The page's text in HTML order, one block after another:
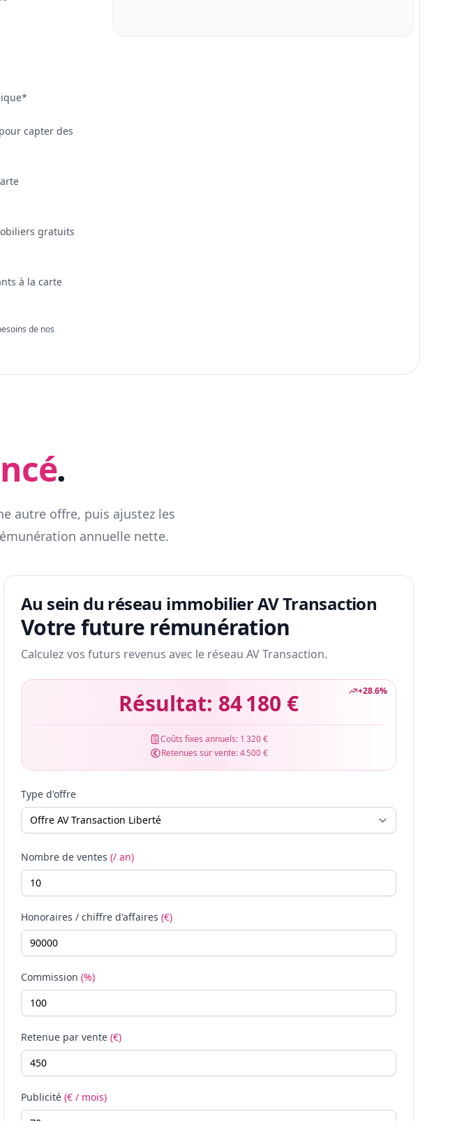
capter des
gratuits
à la carte
de nos
.
autre offre, puis ajustez les
annuelle nette.
Au sein du réseau immobilier AV Transaction
Votre future rémunération
Calculez vos futurs revenus avec le réseau AV Transaction.
+28.6%
Résultat: 84 180 €
Coûts fixes annuels: 1 320 €
Retenues sur vente:4 500 €
Type d'offre
Nombre de ventes (/ an)
Honoraires / chiffre d'affaires (€)
Commission (%)
Retenue par vente (€)
Publicité (€ / mois)